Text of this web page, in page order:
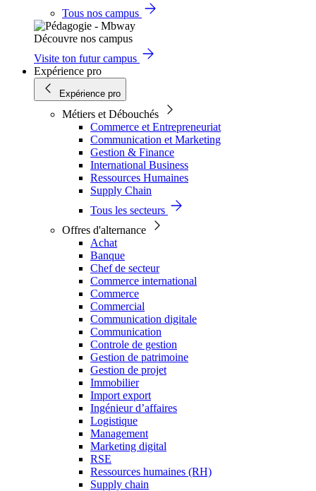
Tous nos campus
Découvre nos campus
Visite ton futur campus
Expérience pro
Expérience pro
Métiers et Débouchés
Commerce et Entrepreneuriat
Communication et Marketing
Gestion & Finance
International Business
Ressources Humaines
Supply Chain
Tous les secteurs
Offres d'alternance
Achat
Banque
Chef de secteur
Commerce international
Commerce
Commercial
Communication digitale
Communication
Controle de gestion
Gestion de patrimoine
Gestion de projet
Immobilier
Import export
Ingénieur d’affaires
Logistique
Management
Marketing digital
RSE
Ressources humaines (RH)
Supply chain